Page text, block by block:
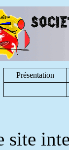
Présentation
site